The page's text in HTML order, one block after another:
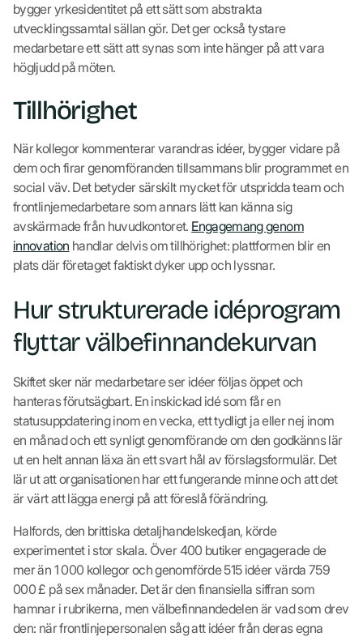
bygger yrkesidentitet på ett sätt som abstrakta
utvecklingssamtal sällan gör. Det ger också tystare
medarbetare ett sätt att synas som inte hänger på att vara
högljudd på möten.
Tillhörighet
När kollegor kommenterar varandras idéer, bygger vidare på
dem och firar genomföranden tillsammans blir programmet en
social väv. Det betyder särskilt mycket för utspridda team och
frontlinjemedarbetare som annars lätt kan känna sig
avskärmade från huvudkontoret. Engagemang genom
innovation handlar delvis om tillhörighet: plattformen blir en
plats där företaget faktiskt dyker upp och lyssnar.
Hur strukturerade idéprogram
flyttar välbefinnandekurvan
Skiftet sker när medarbetare ser idéer följas öppet och
hanteras förutsägbart. En inskickad idé som får en
statusuppdatering inom en vecka, ett tydligt ja eller nej inom
en månad och ett synligt genomförande om den godkänns lär
ut en helt annan läxa än ett svart hål av förslagsformulär. Det
lär ut att organisationen har ett fungerande minne och att det
är värt att lägga energi på att föreslå förändring.
Halfords, den brittiska detaljhandelskedjan, körde
experimentet i stor skala. Över 400 butiker engagerade de
mer än 1 000 kollegor och genomförde 515 idéer värda 759
000 £ på sex månader. Det är den finansiella siffran som
hamnar i rubrikerna, men välbefinnandedelen är vad som drev
den: när frontlinjepersonalen såg att idéer från deras egna